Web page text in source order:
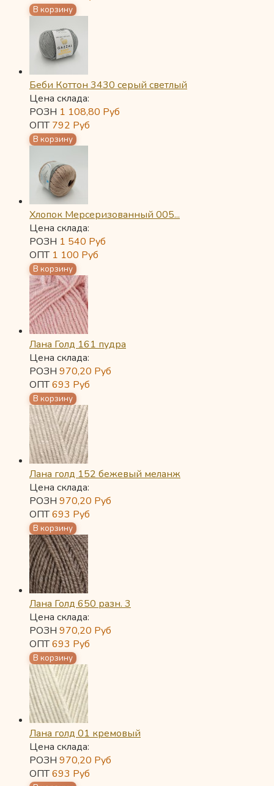
Беби Коттон 3430 серый светлый
Цена склада:
РОЗН 1 108,80 Руб
ОПТ792 Руб
Хлопок Мерсеризованный 005...
Цена склада:
РОЗН 1 540 Руб
ОПТ 1 100 Руб
Лана Голд 161 пудра
Цена склада:
РОЗН 970,20 Руб
ОПТ693 Руб
Лана голд 152 бежевый меланж
Цена склада:
РОЗН 970,20 Руб
ОПТ693 Руб
Лана Голд 650 разн. 3
Цена склада:
РОЗН 970,20 Руб
ОПТ693 Руб
Лана голд 01 кремовый
Цена склада:
РОЗН 970,20 Руб
ОПТ693 Руб